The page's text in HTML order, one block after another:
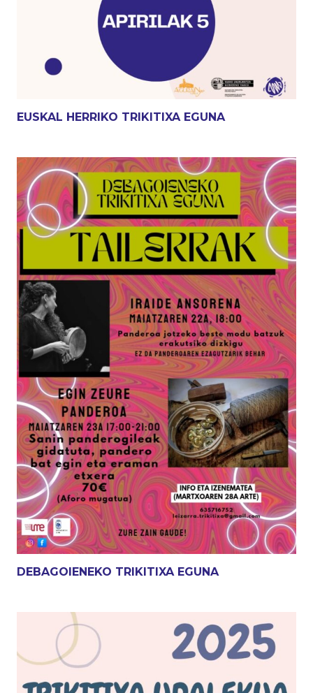
EUSKAL HERRIKO TRIKITIXA EGUNA
DEBAGOIENEKO TRIKITIXA EGUNA